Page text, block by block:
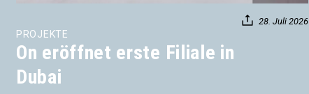
28. Juli 2026
PROJEKTE
On eröffnet erste Filiale in
Dubai